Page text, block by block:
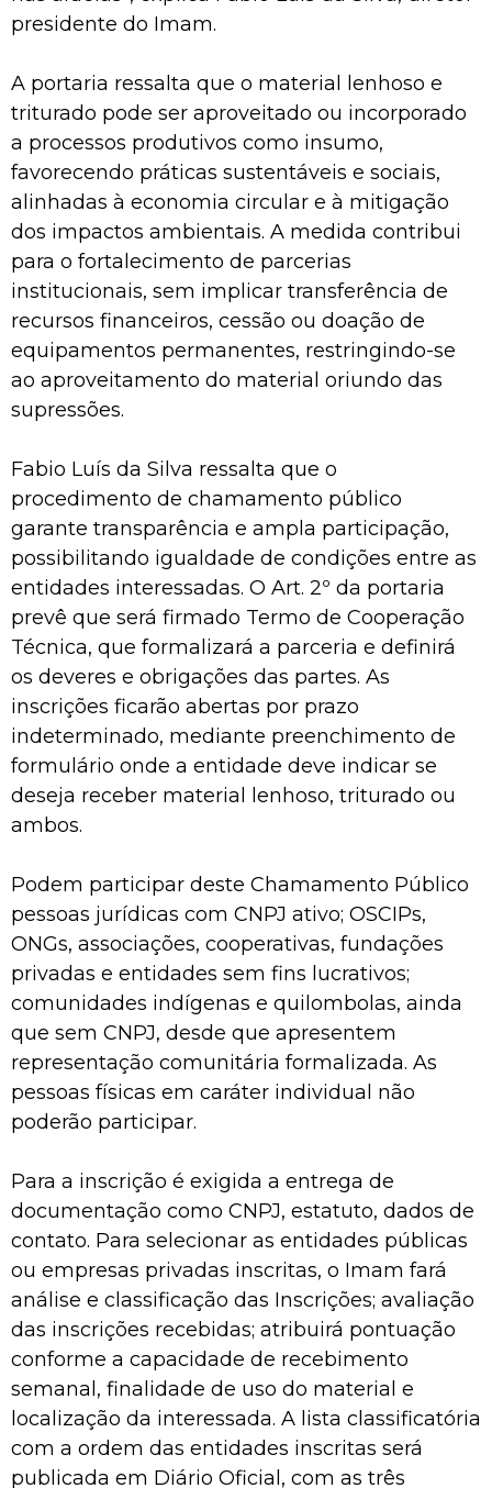
presidente do Imam.
A portaria ressalta que o material lenhoso e
triturado pode ser aproveitado ou incorporado
a processos produtivos como insumo,
favorecendo práticas sustentáveis e sociais,
alinhadas à economia circular e à mitigação
dos impactos ambientais. A medida contribui
para o fortalecimento de parcerias
institucionais, sem implicar transferência de
recursos financeiros, cessão ou doação de
equipamentos permanentes, restringindo-se
ao aproveitamento do material oriundo das
supressões.
Fabio Luís da Silva ressalta que o
procedimento de chamamento público
garante transparência e ampla participação,
possibilitando igualdade de condições entre as
entidades interessadas. O Art. 2º da portaria
prevê que será firmado Termo de Cooperação
Técnica, que formalizará a parceria e definirá
os deveres e obrigações das partes. As
inscrições ficarão abertas por prazo
indeterminado, mediante preenchimento de
formulário onde a entidade deve indicar se
deseja receber material lenhoso, triturado ou
ambos.
Podem participar deste Chamamento Público
pessoas jurídicas com CNPJ ativo; OSCIPs,
ONGs, associações, cooperativas, fundações
privadas e entidades sem fins lucrativos;
comunidades indígenas e quilombolas, ainda
que sem CNPJ, desde que apresentem
representação comunitária formalizada. As
pessoas físicas em caráter individual não
poderão participar.
Para a inscrição é exigida a entrega de
documentação como CNPJ, estatuto, dados de
contato. Para selecionar as entidades públicas
ou empresas privadas inscritas, o Imam fará
análise e classificação das Inscrições; avaliação
das inscrições recebidas; atribuirá pontuação
conforme a capacidade de recebimento
semanal, finalidade de uso do material e
localização da interessada. A lista classificatória
com a ordem das entidades inscritas será
publicada em Diário Oficial, com as três